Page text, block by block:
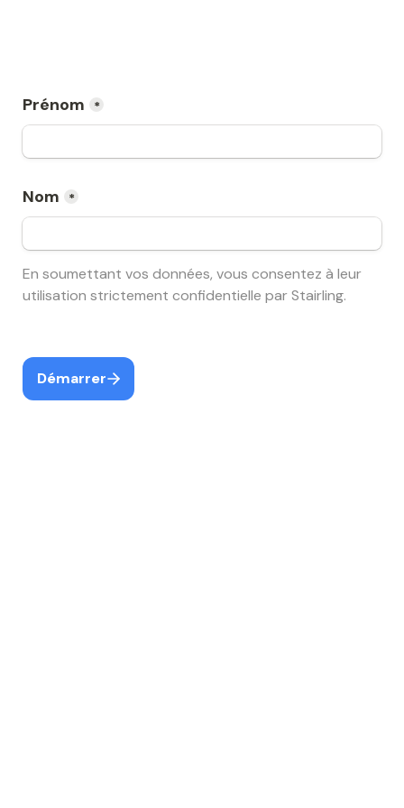
Prénom *
Nom *
En soumettant vos données, vous consentez à leur
utilisation strictement confidentielle par Stairling.
Démarrer